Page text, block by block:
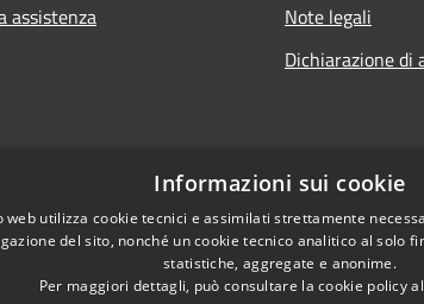
assistenza
Note legali
Dichiarazione di
Informazioni sui cookie
web utilizza cookie tecnici e assimilati strettamente
del sito, nonché un cookie tecnico analitico al solo
statistiche, aggregate e anonime.
Per maggiori dettagli, può consultare la cookie policy